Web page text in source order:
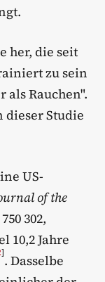
her, die seit
zu sein
Rauchen".
dieser Studie
US-
of the
302,
10,2 Jahre
]. Dasselbe